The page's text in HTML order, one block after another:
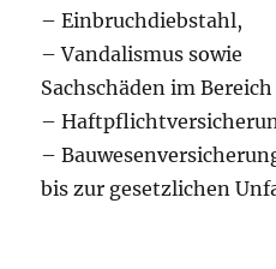
– Einbruchdiebstahl,
– Vandalismus sowie
Sachschäden im
–
–
bis zur gesetzlichen